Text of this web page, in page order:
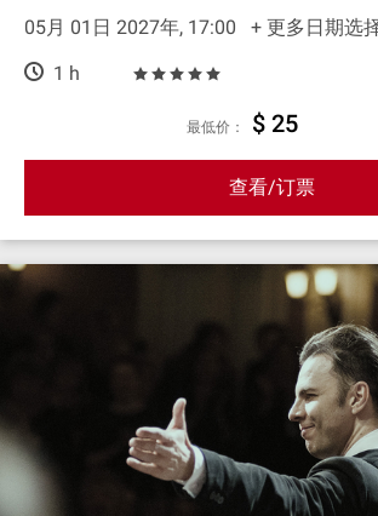
05月 01日 2027年, 17:00
+ 更多日期选
1 h
最低价： $ 25
查看/订票